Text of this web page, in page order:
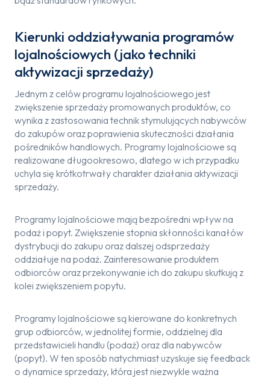
Kierunki oddziaływania programów
lojalnościowych (jako techniki
aktywizacji sprzedaży)
Jednym z celów programu lojalnościowego jest
zwiększenie sprzedaży promowanych produktów, co
wynika z zastosowania technik stymulujących nabywców
do zakupów oraz poprawienia skuteczności działania
pośredników handlowych. Programy lojalnościowe są
realizowane długookresowo, dlatego w ich przypadku
uchyla się krótkotrwały charakter działania aktywizacji
sprzedaży.
Programy lojalnościowe mają bezpośredni wpływ na
podaż i popyt. Zwiększenie stopnia skłonności kanałów
dystrybucji do zakupu oraz dalszej odsprzedaży
oddziałuje na podaż. Zainteresowanie produktem
odbiorców oraz przekonywanie ich do zakupu skutkują z
kolei zwiększeniem popytu.
Programy lojalnościowe są kierowane do konkretnych
grup odbiorców, w jednolitej formie, oddzielnej dla
przedstawicieli handlu (podaż) oraz dla nabywców
(popyt). W ten sposób natychmiast uzyskuje się feedback
o dynamice sprzedaży, która jest niezwykle ważna